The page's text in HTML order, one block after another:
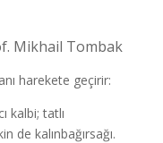
Mikhail Tombak
harekete geçirir:
kalbi; tatlı
de kalınbağırsağı.